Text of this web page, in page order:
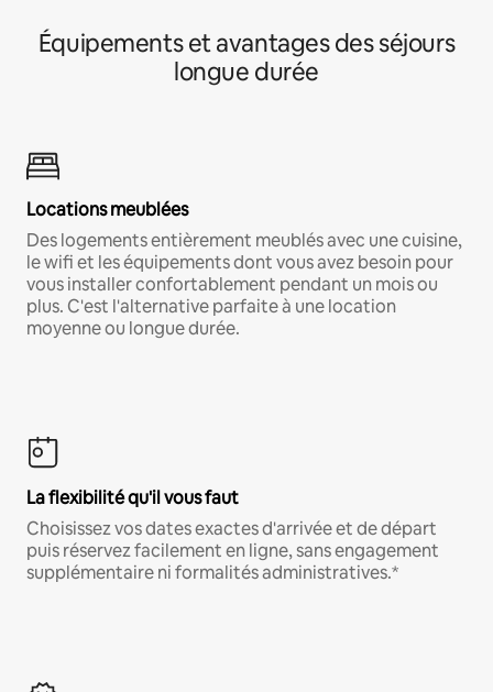
Équipements et avantages des séjours
longue durée
Locations meublées
Des logements entièrement meublés avec une cuisine,
le wifi et les équipements dont vous avez besoin pour
vous installer confortablement pendant un mois ou
plus. C'est l'alternative parfaite à une location
moyenne ou longue durée.
La flexibilité qu'il vous faut
Choisissez vos dates exactes d'arrivée et de départ
puis réservez facilement en ligne, sans engagement
supplémentaire ni formalités administratives.*